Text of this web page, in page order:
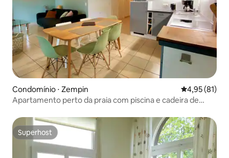
Condomínio ⋅ Zempin 4,95 de uma
4,95 (81)
Apartamento perto da praia com piscina e cadeira de
Superhost
Superhost